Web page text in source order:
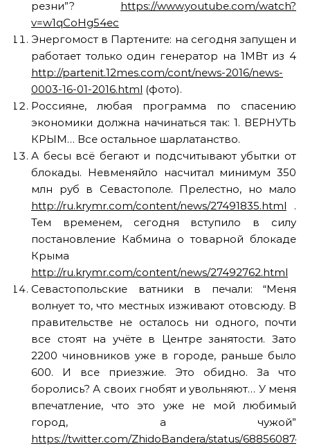
резни”? https://www.youtube.com/watch?
v=w1qCoHg54ec
Энергомост в Партените: на сегодня запущен и
работает только один генератор на 1МВт из 4
http://partenit.12mes.com/cont/news-2016/news-
0003-16-01-2016.html (фото).
Россияне, любая программа по спасению
экономики должна начинаться так: 1. ВЕРНУТЬ
КРЫМ… Все остальное шарлатанство.
А бесы всё бегают и подсчитывают убытки от
блокады. Невменяйло насчитал минимум 350
млн руб в Севастополе. Прелестно, но мало
http://ru.krymr.com/content/news/27491835.html .
Тем временем, сегодня вступило в силу
постановление Кабмина о товарной блокаде
Крыма
http://ru.krymr.com/content/news/27492762.html
Севастопольские ватники в печали: “Меня
волнует то, что местных изживают отовсюду. В
правительстве не осталось ни одного, почти
все стоят на учёте в Центре занятости. Зато
2200 чиновников уже в городе, раньше было
600. И все приезжие. Это обидно. За что
боролись? А своих гнобят и увольняют… У меня
впечатление, что это уже не мой любимый
город, а чужой”
https://twitter.com/ZhidoBandera/status/